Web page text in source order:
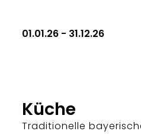
01.01.26 - 31.12.26
Küche
Traditionelle